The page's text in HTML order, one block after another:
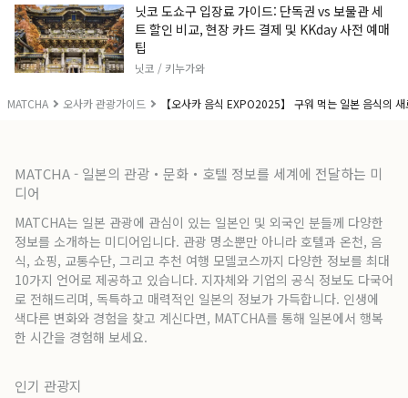
MATCHA 오사카 관광가이드 【오사카 음식 EXPO2025】 구워 먹는 일본 음식의
닛코 도쇼구 입장료 가이드: 단독권 vs 보물관 세
트 할인 비교, 현장 카드 결제 및 KKday 사전 예매
팁
닛코 / 키누가와
MATCHA - 일본의 관광・문화・호텔 정보를 세계에 전달하는 미
디어
MATCHA는 일본 관광에 관심이 있는 일본인 및 외국인 분들께 다양한
정보를 소개하는 미디어입니다. 관광 명소뿐만 아니라 호텔과 온천, 음
식, 쇼핑, 교통수단, 그리고 추천 여행 모델코스까지 다양한 정보를 최대
10가지 언어로 제공하고 있습니다. 지자체와 기업의 공식 정보도 다국어
로 전해드리며, 독특하고 매력적인 일본의 정보가 가득합니다. 인생에
색다른 변화와 경험을 찾고 계신다면, MATCHA를 통해 일본에서 행복
한 시간을 경험해 보세요.
인기 관광지